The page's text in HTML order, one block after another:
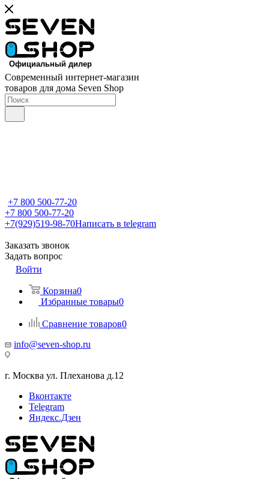
Современный интернет-магазин
товаров для дома Seven Shop
+7 800 500-77-20
+7 800 500-77-20
+7(929)519-98-70Написать в telegram
Заказать звонок
Задать вопрос
Войти
Корзина0
Избранные товары0
Сравнение товаров0
info@seven-shop.ru
г. Москва ул. Плеханова д.12
Вконтакте
Telegram
Яндекс.Дзен